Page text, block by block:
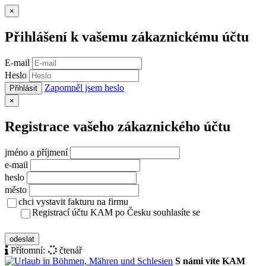
×
Přihlášení k vašemu zákaznickému účtu
E-mail
Heslo
Přihlásit Zapomněl jsem heslo
×
Registrace vašeho zákaznického účtu
jméno a příjmení
e-mail
heslo
město
chci vystavit fakturu na firmu
Registrací účtu KAM po Česku souhlasíte se
odeslat
Přítomní:
čtenář
S námi víte KAM